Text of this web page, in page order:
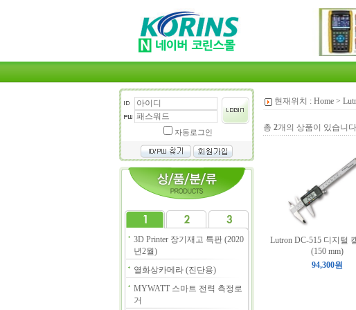
자동로그인
3D Printer 장기재고 특판 (2020
년2월)
열화상카메라 (진단용)
MYWATT 스마트 전력 측정로
거
현재위치 : Home >
총 2개의 상품이 있습니
Lutron DC-515 디지털
(150 mm)
94,300원